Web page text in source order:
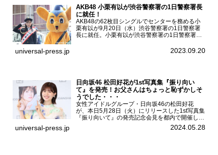
AKB48 小栗有以が渋谷警察署の1日警察署長
に就任！
AKB48の62枚目シングルでセンターを務める小
栗有以が9月20日（水）渋谷警察署の1日警察署
長に就任。小栗有以が渋谷警察署の1日警察署長
での10日間実施される令和5年 秋の全国交通安全
universal-press.jp 2023.09.20
日向坂46 松田好花が1st写真集『振り向い
て』を発売！お父さんはちょっと恥ずかしそ
うでした・・・
女性アイドルグループ・日向坂46の松田好花
が、本日5月28日（火）にリリースした1st写真集
『振り向いて』の発売記念会見を都内で開催し
た。日向坂46 松田好花1st写真集『振り向いて』
発売記念会見写真集では日向坂46の松田好花を
universal-press.jp 2024.05.28